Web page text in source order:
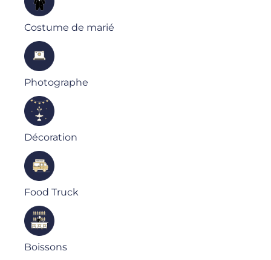
Costume de marié
Photographe
Décoration
Food Truck
Boissons